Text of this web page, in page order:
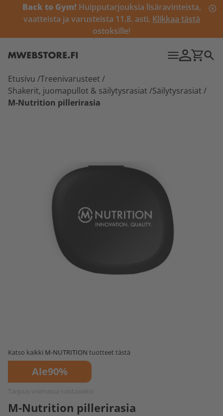
Back to Gym! Huipputarjouksia lisäravinteista,
vaatteista ja varusteista 11.8. asti. Klikkaa tästä
ostoksille!
Etusivu /Treenivarusteet /
Shakerit, juomapullot & säilytysrasiat /Säilytysrasiat /
M-Nutrition pillerirasia
Katso kaikki M-NUTRITION tuotteet tästä
Ale90%
Tarjous voimassa toistaiseksi
M-Nutrition pillerirasia